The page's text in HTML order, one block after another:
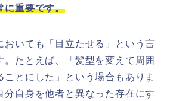
に重要です。
おいても「目立たせる」という言
。たとえば、「髪型を変えて周囲
ことにした」という場合もありま
分自身を他者と異なった存在にす